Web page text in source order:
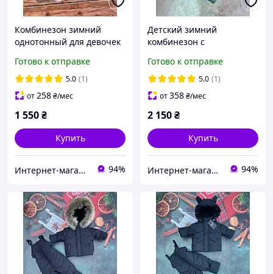
Комбинезон зимний
однотонный для девочек
Готово к отправке
5.0 (1)
от258₴/мес
1 550₴
Купить
Интернет-магазин "GLADYS" 94%
Детский зимний
комбинезон с
энота на девочек
зеленый 80-86
Готово к отправке
5.0 (1)
от358₴/мес
2 150₴
Купить
Интернет-магазин "GLADYS" 94%